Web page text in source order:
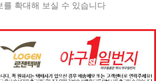
를 확대해 보실 수 있습니다